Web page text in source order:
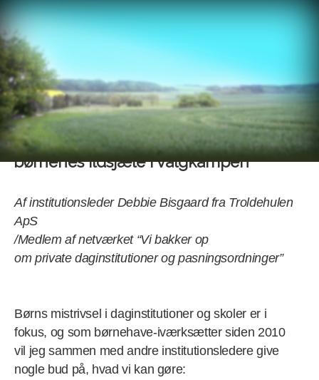
Forside>Artikelsamling> Troldehulens leder: Støt op om
børnenes ildsjæle i valgkampen
Troldehulens leder: Støt op om
børnenes ildsjæle i valgkampen
Af institutionsleder Debbie Bisgaard fra Troldehulen
ApS
/Medlem af netværket “Vi bakker op
om private daginstitutioner og pasningsordninger”
Børns mistrivsel i daginstitutioner og skoler er i
fokus, og som børnehave-iværksætter siden 2010
vil jeg sammen med andre institutionsledere give
nogle bud på, hvad vi kan gøre: